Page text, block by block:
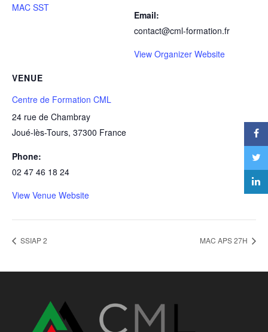
MAC SST
VENUE
Centre de Formation CML
24 rue de Chambray
Joué-lès-Tours, 37300 France
Phone:
02 47 46 18 24
View Venue Website
Email:
contact@cml-formation.fr
View Organizer Website
SSIAP 2 MAC APS 27H